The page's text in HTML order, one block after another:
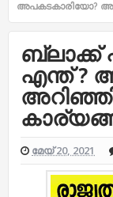
അപകടകാരിയോ?
എന്ത് ?
മേയ് 20, 2021